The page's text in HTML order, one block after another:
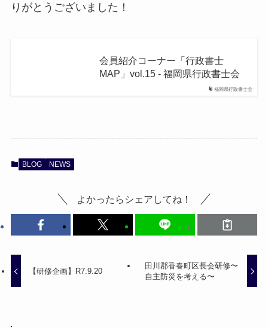
りがとうございました！
福岡県行政書士会
会員紹介コーナー「行政書士
MAP」vol.15 - 福岡県行政書士会
BLOG NEWS
よかったらシェアしてね！
【研修企画】R7.9.20
田川郡香春町区長会研修〜
自主防災を考える〜